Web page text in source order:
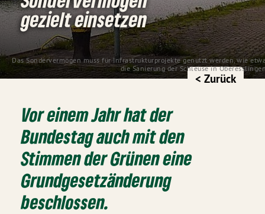
Das Sondervermögen muss für Infrastrukturprojekte genutzt werden, wie
die Sanierung der Schleuse in
gezielt einsetzen
< Zurück
Vor einem Jahr hat der
Bundestag auch mit den
Stimmen der Grünen eine
Grundgesetzänderung
beschlossen.